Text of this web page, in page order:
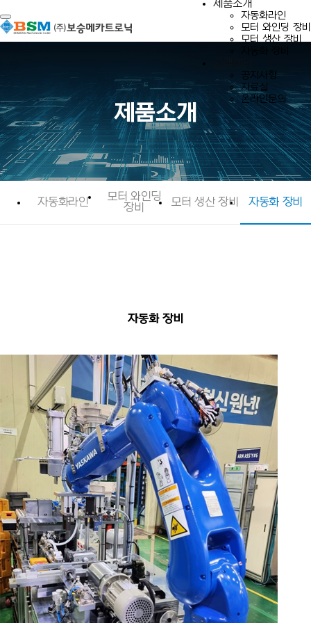
Toggle navigation
제품소개
자동화라인
모터 와인딩 장비
모터 생산 장비
공지사항
자료실
온라인문의
제품소개
자동화라인
모터 와인딩
장비
모터 생산 장비 자동화 장비
자동화 장비